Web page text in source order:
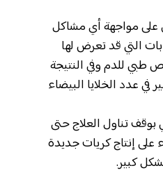
مواجهة أي مشاكل
التي قد تعرض لها
للدم وفي النتيجة
عدد الخلايا البيضاء
تناول العلاج حتى
على إنتاج كريات جديدة
كبير.